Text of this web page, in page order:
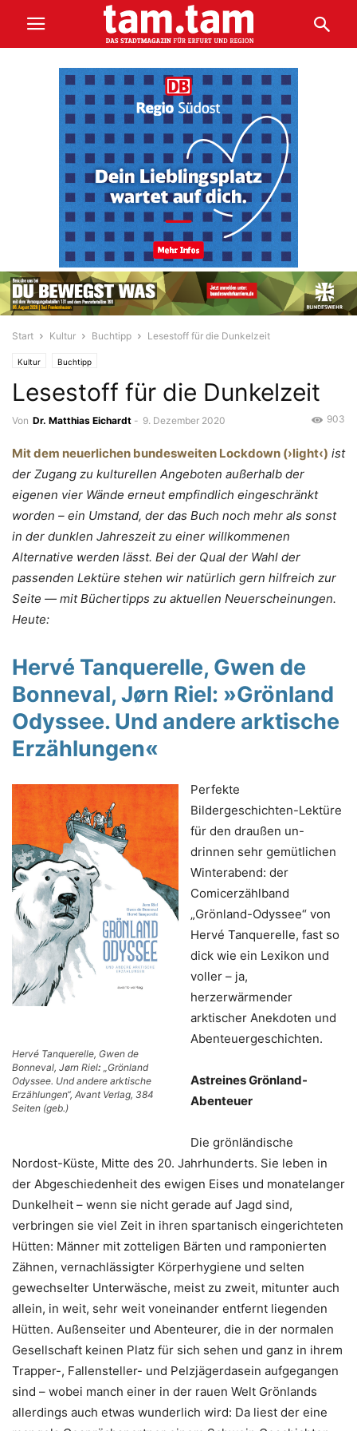
Start Kultur Buchtipp Lesestoff für die Dunkelzeit
Kultur Buchtipp
Lesestoff für die Dunkelzeit
Von Dr. Matthias Eichardt - 9. Dezember 2020 903
Mit dem neuerlichen bundesweiten Lockdown (›light‹) ist
der Zugang zu kulturellen Angeboten außerhalb der
eigenen vier Wände erneut empfindlich eingeschränkt
worden – ein Umstand, der das Buch noch mehr als sonst
in der dunklen Jahreszeit zu einer willkommenen
Alternative werden lässt. Bei der Qual der Wahl der
passenden Lektüre stehen wir natürlich gern hilfreich zur
Seite — mit Büchertipps zu aktuellen Neuerscheinungen.
Heute:
Hervé Tanquerelle, Gwen de
Bonneval, Jørn Riel: »Grönland
Odyssee. Und andere arktische
Erzählungen«
Hervé Tanquerelle, Gwen de
Bonneval, Jørn Riel: „Grönland
Odyssee. Und andere arktische
Erzählungen“, Avant Verlag, 384
Seiten (geb.)
Perfekte
Bildergeschichten-Lektüre
für den draußen un-
drinnen sehr gemütlichen
Winterabend: der
Comicerzählband
„Grönland-Odyssee“ von
Hervé Tanquerelle, fast so
dick wie ein Lexikon und
voller – ja,
herzerwärmender
arktischer Anekdoten und
Abenteuergeschichten.
Astreines Grönland-
Abenteuer
Die grönländische
Nordost-Küste, Mitte des 20. Jahrhunderts. Sie leben in
der Abgeschiedenheit des ewigen Eises und monatelanger
Dunkelheit – wenn sie nicht gerade auf Jagd sind,
verbringen sie viel Zeit in ihren spartanisch eingerichteten
Hütten: Männer mit zotteligen Bärten und ramponierten
Zähnen, vernachlässigter Körperhygiene und selten
gewechselter Unterwäsche, meist zu zweit, mitunter auch
allein, in weit, sehr weit voneinander entfernt liegenden
Hütten. Außenseiter und Abenteurer, die in der normalen
Gesellschaft keinen Platz für sich sehen und ganz in ihrem
Trapper-, Fallensteller- und Pelzjägerdasein aufgegangen
sind – wobei manch einer in der rauen Welt Grönlands
allerdings auch etwas wunderlich wird: Da liest der eine